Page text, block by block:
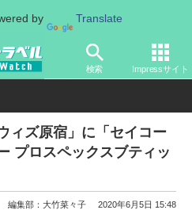
by Translate
検索 Impressサイト
行 東京
ィズ原宿」に「セイコー
プロスペックスブティッ
編集部：大竹菜々子 2020年6月5日 15:48